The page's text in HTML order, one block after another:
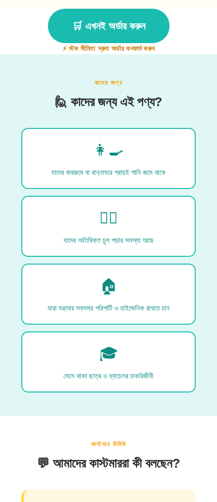
🛒 এখনই অর্ডার করুন
⚡ স্টক সীমিত! দ্রুত অর্ডার কনফার্ম করুন
কাদের জন্য
🙋 কাদের জন্য এই পণ্য?
👩‍🍳
যাদের বাথরুমে বা রান্নাঘরে প্রায়ই পানি জমে থাকে
💆‍♀️
যাদের অতিরিক্ত চুল পড়ার সমস্যা আছে
🏠
যারা ঘরদোর সবসময় পরিপাটি ও হাইজেনিক রাখতে চান
🎓
মেসে থাকা ছাত্র ও ব্যাচেলর চাকরিজীবী
কাস্টমার রিভিউ
💬 আমাদের কাস্টমাররা কী বলছেন?